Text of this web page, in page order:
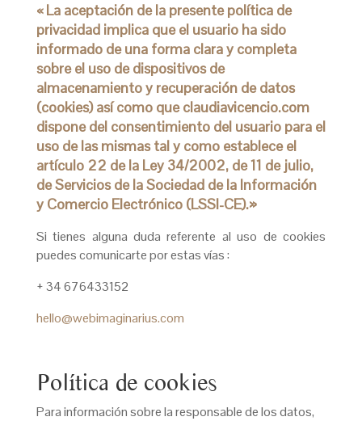
« La aceptación de la presente política de
privacidad implica que el usuario ha sido
informado de una forma clara y completa
sobre el uso de dispositivos de
almacenamiento y recuperación de datos
(cookies) así como que claudiavicencio.com
dispone del consentimiento del usuario para el
uso de las mismas tal y como establece el
artículo 22 de la Ley 34/2002, de 11 de julio,
de Servicios de la Sociedad de la Información
y Comercio Electrónico (LSSI-CE).»
Si tienes alguna duda referente al uso de cookies
puedes comunicarte por estas vías :
+ 34 676433152
hello@webimaginarius.com
Política de cookies
Para información sobre la responsable de los datos,